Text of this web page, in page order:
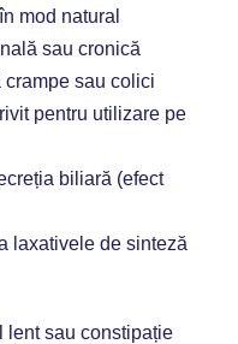
mod natural
ă sau cronică
sau colici
pentru utilizare pe
ția biliară (efect
laxativele de sinteză
lent sau constipație